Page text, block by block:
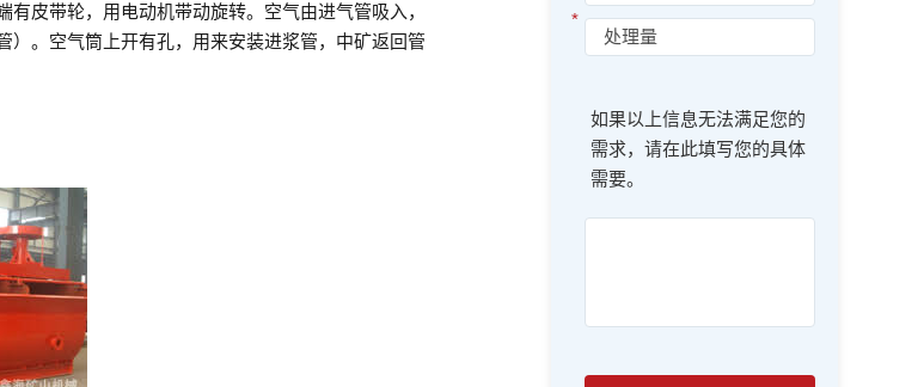
皮带轮，用电动机带动旋转。空气由进气管吸入，
。空气筒上开有孔，用来安装进浆管，中矿返回管
*
如果以上信息无法满足您的
需求，请在此填写您的具体
需要。